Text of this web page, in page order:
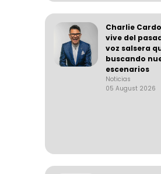
Charlie
vive del
voz salsera
buscando
escenarios
Noticias
05 August 2026